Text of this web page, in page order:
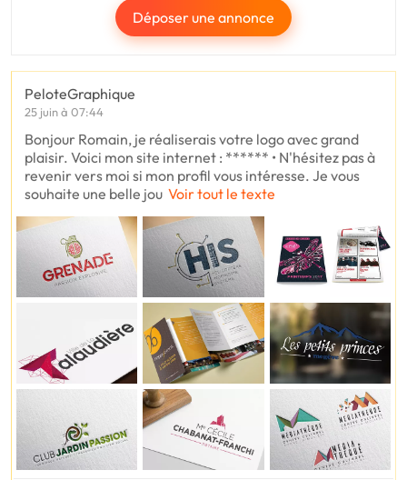
Déposer une annonce
PeloteGraphique
25 juin à 07:44
Bonjour Romain, je réaliserais votre logo avec grand
plaisir. Voici mon site internet : ****** • N'hésitez pas à
revenir vers moi si mon profil vous intéresse. Je vous
souhaite une belle jou Voir tout le texte